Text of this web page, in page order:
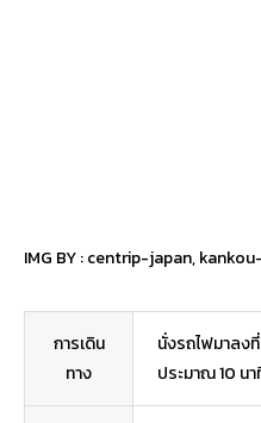
IMG BY :centrip-japan,
การเดิน
ทาง
นั่งรถไฟมาลง
ประมาณ 10 นา